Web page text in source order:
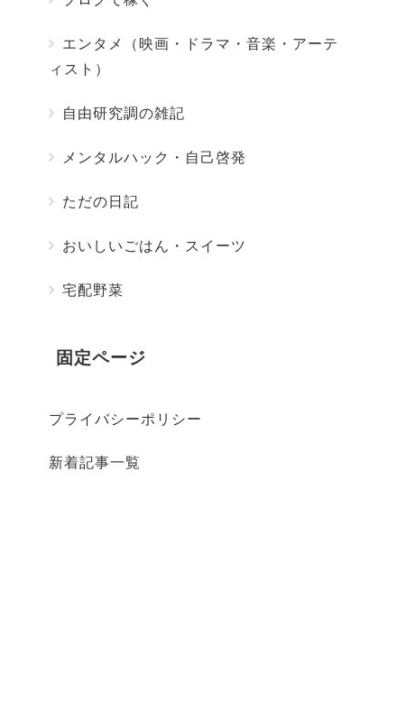
エンタメ（映画・ドラマ・音楽・アーテ
ィスト）
自由研究調の雑記
メンタルハック・自己啓発
ただの日記
おいしいごはん・スイーツ
宅配野菜
固定ページ
プライバシーポリシー
新着記事一覧